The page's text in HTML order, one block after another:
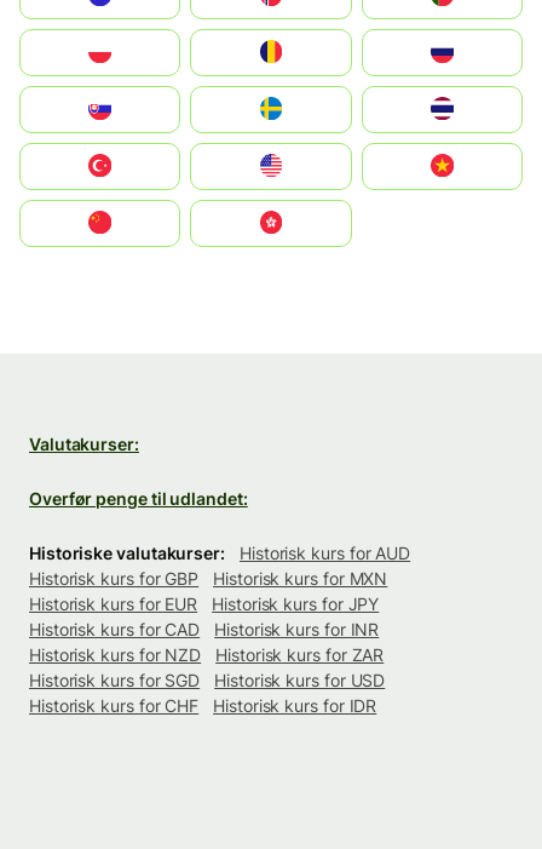
United States
中國香港特別行政區
Valutakurser:
Overfør penge til udlandet:
Historiske valutakurser:
Historisk kurs for AUD
Historisk kurs for GBP
Historisk kurs for MXN
Historisk kurs for EUR
Historisk kurs for JPY
Historisk kurs for CAD
Historisk kurs for INR
Historisk kurs for NZD
Historisk kurs for ZAR
Historisk kurs for SGD
Historisk kurs for USD
Historisk kurs for CHF
Historisk kurs for IDR